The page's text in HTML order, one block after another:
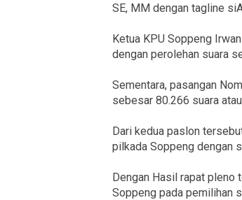
SE, MM dengan tagline
Ketua KPU Soppeng
dengan perolehan suara
Sementara, pasangan
sebesar 80.266 suara
Dari kedua paslon
pilkada Soppeng dengan
Dengan Hasil rapat pleno
Soppeng pada pemilihan